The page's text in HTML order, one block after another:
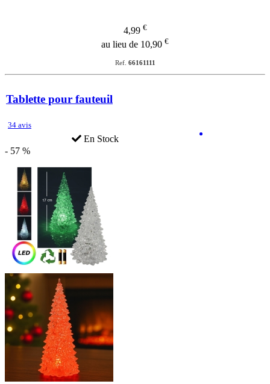
4,99 €
au lieu de 10,90 €
Ref. 66161111
Tablette pour fauteuil
34 avis
En Stock
- 57 %